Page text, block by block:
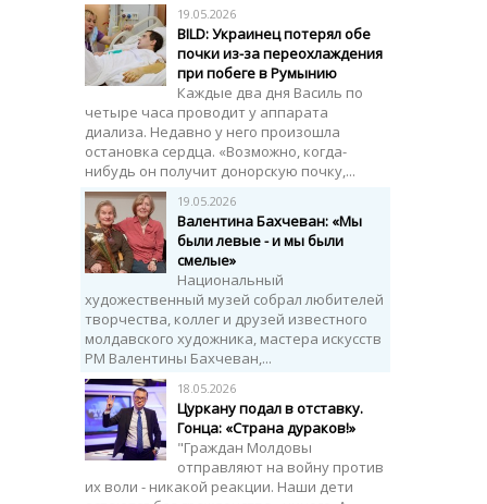
19.05.2026
BILD: Украинец потерял обе
почки из-за переохлаждения
при побеге в Румынию
Каждые два дня Василь по
четыре часа проводит у аппарата
диализа. Недавно у него произошла
остановка сердца. «Возможно, когда-
нибудь он получит донорскую почку,...
19.05.2026
Валентина Бахчеван: «Мы
были левые - и мы были
смелые»
Национальный
художественный музей собрал любителей
творчества, коллег и друзей известного
молдавского художника, мастера искусств
РМ Валентины Бахчеван,...
18.05.2026
Цуркану подал в отставку.
Гонца: «Страна дураков!»
"Граждан Молдовы
отправляют на войну против
их воли - никакой реакции. Наши дети